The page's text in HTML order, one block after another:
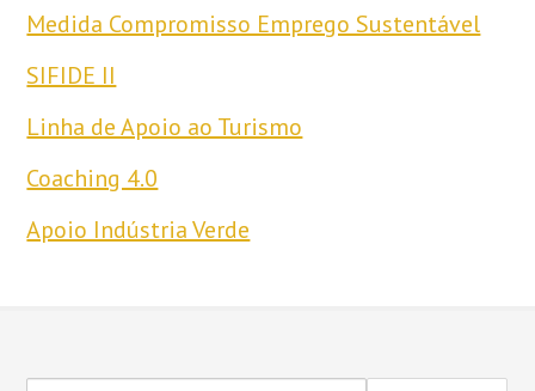
Medida Compromisso Emprego Sustentável
SIFIDE II
Linha de Apoio ao Turismo
Coaching 4.0
Apoio Indústria Verde